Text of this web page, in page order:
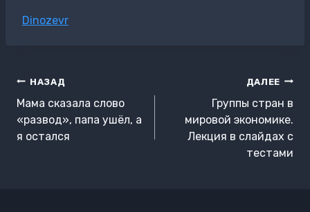
Метки
Dinozevr
Навигация
по
записям
НАЗАД
Мама сказала слово
«развод», папа ушёл, а
я остался
ДАЛЕЕ
Группы стран в
мировой экономике.
Лекция в слайдах с
тестами